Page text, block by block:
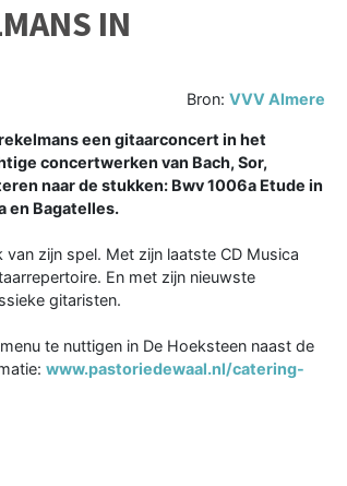
IN
Bron:VVV Almere
een gitaarconcert in het
concertwerken van Bach, Sor,
naar de stukken: Bwv 1006a Etude in
en Bagatelles.
zijn spel. Met zijn laatste CD Musica
En met zijn nieuwste
gitaristen.
te nuttigen in De Hoeksteen naast de
www.pastoriedewaal.nl/catering-